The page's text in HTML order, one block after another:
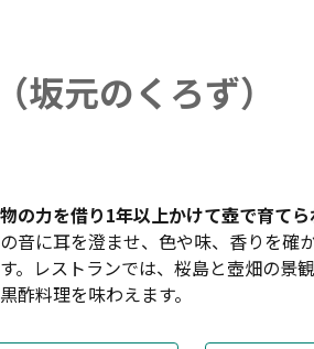
元のくろず）
の力を借り1年以上かけて壺で育て
音に耳を澄ませ、色や味、香りを確
。レストランでは、桜島と壺畑の景
酢料理を味わえます。